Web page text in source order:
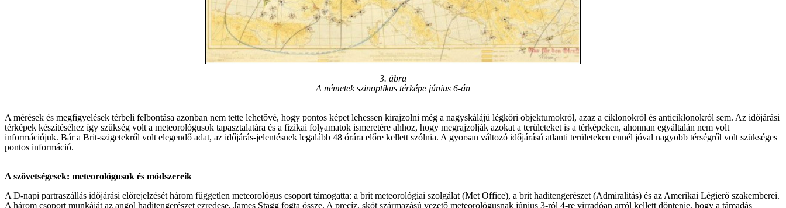
3. ábra
A németek szinoptikus térképe június 6-án
A mérések és megfigyelések térbeli felbontása azonban nem tette lehetővé, hogy pontos képet lehessen kirajzolni még a nagyskálájú légköri objektumokról, azaz a ciklonokról és anticiklonokról sem. Az időjárási
térképek készítéséhez így szükség volt a meteorológusok tapasztalatára és a fizikai folyamatok ismeretére ahhoz, hogy megrajzolják azokat a területeket is a térképeken, ahonnan egyáltalán nem volt
információjuk. Bár a Brit-szigetekről volt elegendő adat, az időjárás-jelentésnek legalább 48 órára előre kellett szólnia. A gyorsan változó időjárású atlanti területeken ennél jóval nagyobb térségről volt szükséges
pontos információ.
A szövetségesek: meteorológusok és módszereik
A D-napi partraszállás időjárási előrejelzését három független meteorológus csoport támogatta: a brit meteorológiai szolgálat (Met Office), a brit haditengerészet (Admiralitás) és az Amerikai Légierő szakemberei.
A három csoport munkáját az angol haditengerészet ezredese, James Stagg fogta össze. A precíz, skót származású vezető meteorológusnak június 3-ról 4-re virradóan arról kellett döntenie, hogy a támadás